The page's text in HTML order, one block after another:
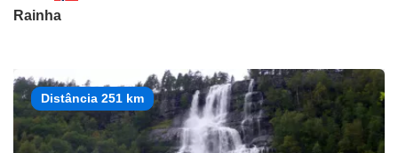
Rainha
Distância 251 km